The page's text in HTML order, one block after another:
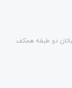
دو طبقه همکف